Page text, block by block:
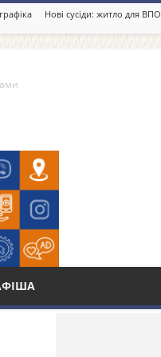
Нові сусіди: житло для ВПО